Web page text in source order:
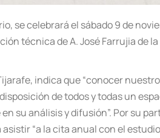
se celebrará el sábado 9 de
técnica de A. José Farrujia de
indica que“conocer
de todos y todas un
su análisis y difusión”. Por su
asistir“a la cita anual con el